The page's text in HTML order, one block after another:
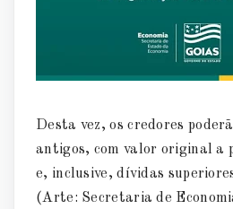
Desta vez, os credores
antigos, com valor original a
e, inclusive, dívidas
(Arte: Secretaria de